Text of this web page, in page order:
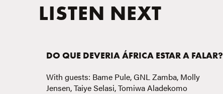
LISTEN NEXT
DO QUE DEVERIA ÁFRICA ESTAR A FALAR?
With guests: Bame Pule, GNL Zamba, Molly
Jensen, Taiye Selasi, Tomiwa Aladekomo